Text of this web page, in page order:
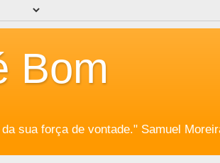
Bom
sua força de vontade." Samuel